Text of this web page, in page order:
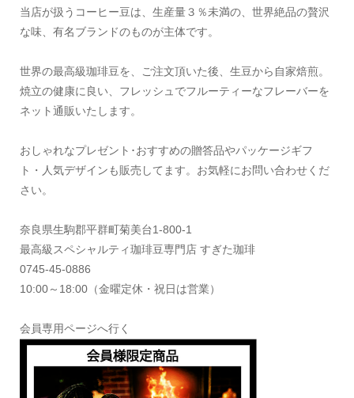
当店が扱うコーヒー豆は、生産量３％未満の、世界絶品の贅沢
な味、有名ブランドのものが主体です。
世界の最高級珈琲豆を、ご注文頂いた後、生豆から自家焙煎。
焼立の健康に良い、フレッシュでフルーティーなフレーバーを
ネット通販いたします。
おしゃれなプレゼント･おすすめの贈答品やパッケージギフ
ト・人気デザインも販売してます。お気軽にお問い合わせくだ
さい。
奈良県生駒郡平群町菊美台1-800-1
最高級スペシャルティ珈琲豆専門店 すぎた珈琲
0745-45-0886
10:00～18:00（金曜定休・祝日は営業）
会員専用ページへ行く